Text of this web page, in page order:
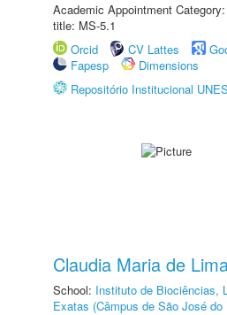
Academic Appointment
title: MS-5.1
Orcid
CV Lattes
Fapesp
Dimensions
Repositório Institucional
Claudia Maria de
School: Instituto de Biociências,
Exatas (Câmpus de São José do